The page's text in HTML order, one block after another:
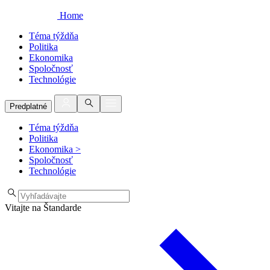
Home
Téma týždňa
Politika
Ekonomika
Spoločnosť
Technológie
Predplatné
Téma týždňa
Politika
Ekonomika >
Spoločnosť
Technológie
Vitajte na Štandarde